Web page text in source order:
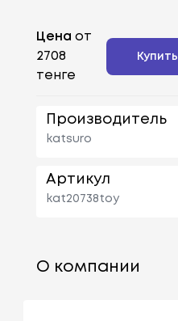
Цена от
2708
тенге
Купить
Производитель
katsuro
Артикул
kat20738toy
О компании